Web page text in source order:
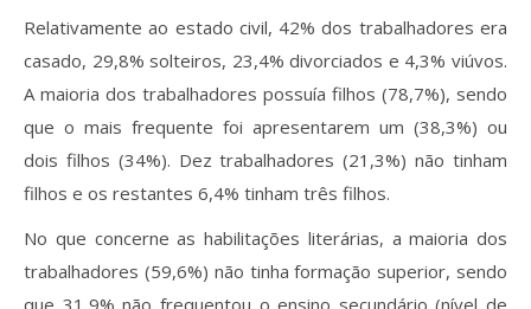
Relativamente ao estado civil, 42% dos trabalhadores era
casado, 29,8% solteiros, 23,4% divorciados e 4,3% viúvos.
A maioria dos trabalhadores possuía filhos (78,7%), sendo
que o mais frequente foi apresentarem um (38,3%) ou
dois filhos (34%). Dez trabalhadores (21,3%) não tinham
filhos e os restantes 6,4% tinham três filhos.
No que concerne as habilitações literárias, a maioria dos
trabalhadores (59,6%) não tinha formação superior, sendo
que 31,9% não frequentou o ensino secundário (nível de